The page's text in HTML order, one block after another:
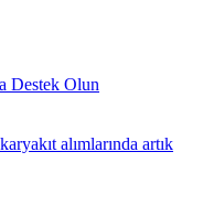
Destek Olun
alımlarında artık